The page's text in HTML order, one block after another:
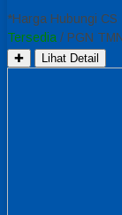
*Harga Hubungi CS
Tersedia / PGN
✚ Lihat Detail